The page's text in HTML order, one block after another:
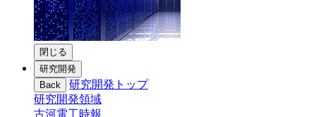
閉じる
研究開発
Back
研究開発トップ
研究開発領域
古河電工時報